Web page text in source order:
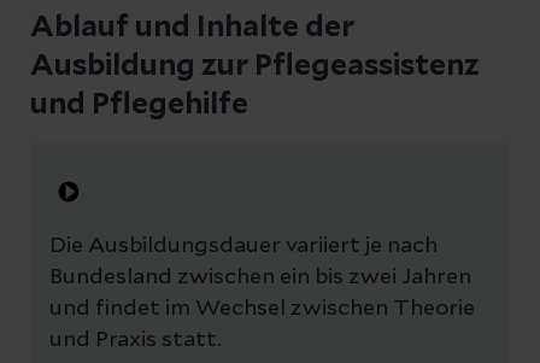
Ablauf und Inhalte der
Ausbildung zur Pflegeassistenz
und Pflegehilfe
Die Ausbildungsdauer variiert je nach
Bundesland zwischen ein bis zwei Jahren
und findet im Wechsel zwischen Theorie
und Praxis statt.